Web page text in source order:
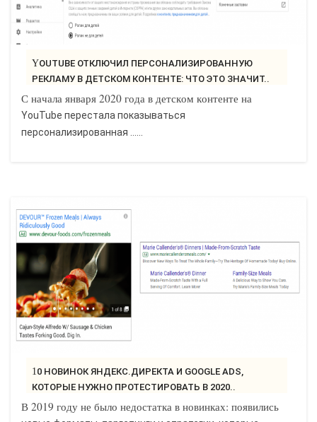
YOUTUBE ОТКЛЮЧИЛ ПЕРСОНАЛИЗИРОВАННУЮ
РЕКЛАМУ В ДЕТСКОМ КОНТЕНТЕ: ЧТО ЭТО ЗНАЧИТ..
С начала января 2020 года в детском контенте на
YouTube перестала показываться
персонализированная ......
10 НОВИНОК ЯНДЕКС.ДИРЕКТА И GOOGLE ADS,
КОТОРЫЕ НУЖНО ПРОТЕСТИРОВАТЬ В 2020..
В 2019 году не было недостатка в новинках: появились